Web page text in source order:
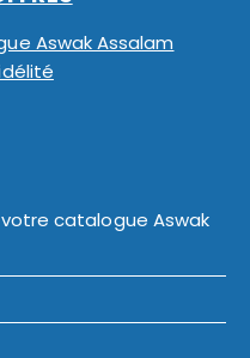
Aswak Assalam
catalogue Aswak